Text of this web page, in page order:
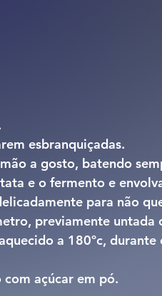
esbranquiçadas.
a gosto, batendo
e o fermento e
para não
previamente
a 180ºc,
açúcar em pó.